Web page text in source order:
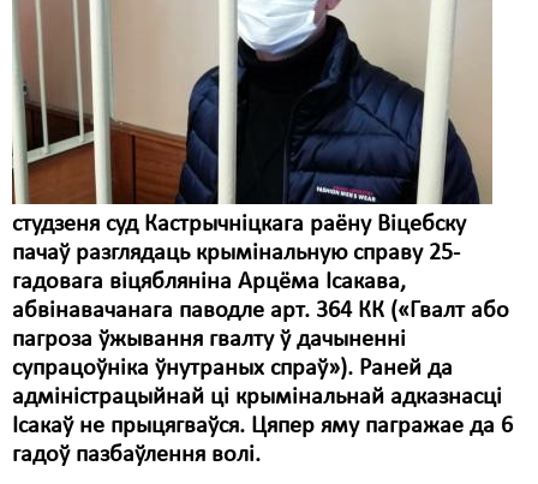
студзеня суд Кастрычніцкага раёну Віцебску
пачаў разглядаць крымінальную справу 25-
гадовага віцябляніна Арцёма Ісакава,
абвінавачанага паводле арт. 364 КК («Гвалт або
пагроза ўжывання гвалту ў дачыненні
супрацоўніка ўнутраных спраў»). Раней да
адміністрацыйнай ці крымінальнай адказнасці
Ісакаў не прыцягваўся. Цяпер яму пагражае да 6
гадоў пазбаўлення волі.